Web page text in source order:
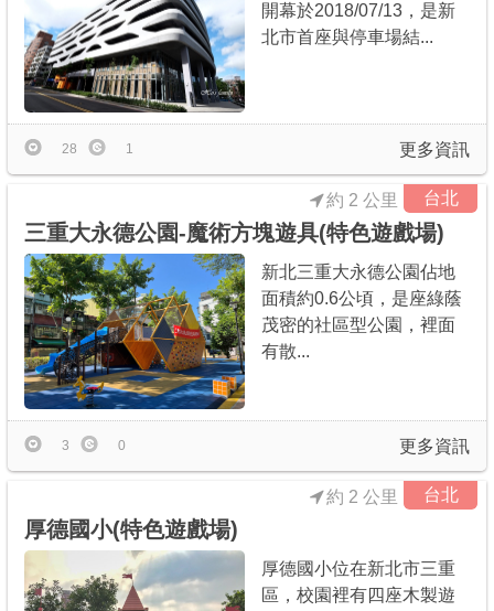
開幕於2018/07/13，是新
北市首座與停車場結...
更多資訊
28 1
台北
三重大永德公園-魔術方塊遊具(特色遊戲場)
約 2 公里
新北三重大永德公園佔地
面積約0.6公頃，是座綠蔭
茂密的社區型公園，裡面
有散...
更多資訊
3 0
台北
厚德國小(特色遊戲場)
約 2 公里
厚德國小位在新北市三重
區，校園裡有四座木製遊